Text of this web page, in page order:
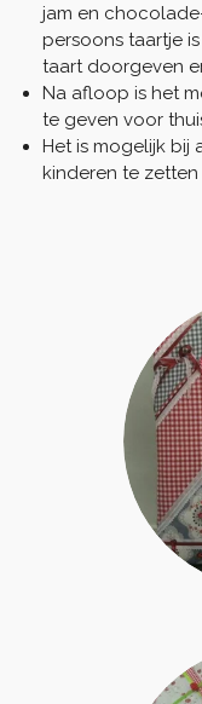
jam en
persoons taartje
taart doorgeven
Na afloop is het
te geven voor
Het is mogelijk bij
kinderen te